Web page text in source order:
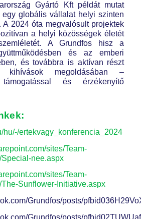
Gyártó Kft példát mutat
globális vállalat helyi szinten
A 2024 óta megvalósult projektek
a helyi közösségek életét
A Grundfos hisz a
és az emberi
és továbbra is aktívan részt
kihívások megoldásában –
támogatással és érzékenyítő
hu/-/ertekvagy_konferencia_2024
sites/Team-
nee.aspx
sites/Team-
Sunflower-Initiative.aspx
Grundfos/posts/
Grundfos/posts/